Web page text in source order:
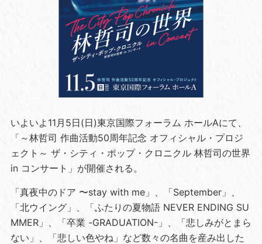
いよいよ11月5日(日)東京国際フォーラム ホールAにて、
「～林哲司 作曲活動50周年記念 オフィシャル・プロジ
ェクト～ ザ・シティ・ポップ・クロニクル 林哲司の世界
in コンサート」が開催される。
「真夜中のドア 〜stay with me」、「September」、
「北ウイング」、「ふたりの夏物語 NEVER ENDING SU
MMER」、「卒業 -GRADUATION-」、「悲しみがとまら
ない」、「悲しい色やね」など数々の名曲を産み出した